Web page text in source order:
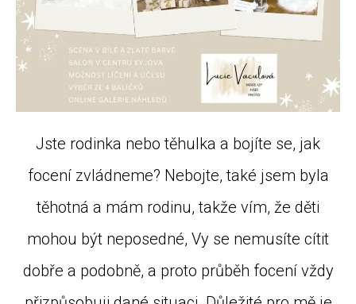
Jste rodinka nebo těhulka a bojíte se, jak
focení zvládneme? Nebojte, také jsem byla
těhotná a mám rodinu, takže vím, že děti
mohou být neposedné, Vy se nemusíte cítit
dobře a podobně, a proto průběh focení vždy